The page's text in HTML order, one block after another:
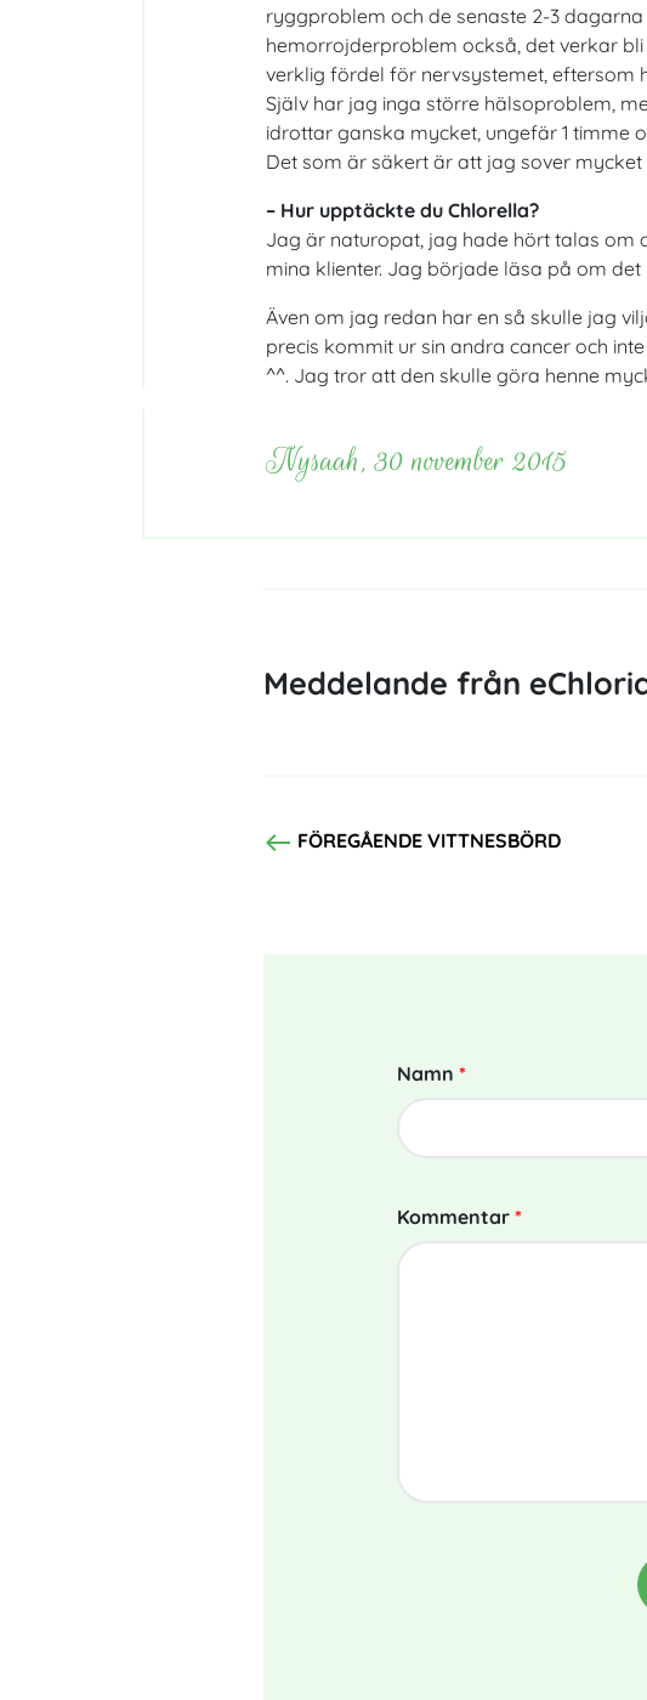
ryggproblem och de senaste 2-3
hemorrojderproblem också, det verkar
verklig fördel för nervsystemet, eftersom
Själv har jag inga större hälsoproblem,
idrottar ganska mycket, ungefär 1 timme
Det som är säkert är att jag sover
– Hur upptäckte du Chlorella?
Jag är naturopat, jag hade hört talas om
mina klienter. Jag började läsa på om
Även om jag redan har en så skulle jag
precis kommit ur sin andra cancer och
^^. Jag tror att den skulle göra henne
Nysaah, 30 november 2015
Meddelande från
west FÖREGÅENDE VITTNESBÖRD
Namn *
Kommentar *